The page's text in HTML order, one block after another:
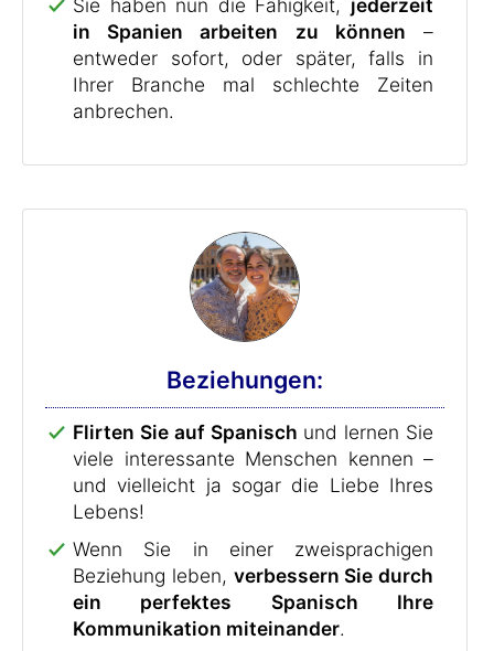
Sie haben nun die Fähigkeit, jederzeit
in Spanien arbeiten zu können –
entweder sofort, oder später, falls in
Ihrer Branche mal schlechte Zeiten
anbrechen.
Beziehungen:
Flirten Sie auf Spanisch und lernen Sie
viele interessante Menschen kennen –
und vielleicht ja sogar die Liebe Ihres
Lebens!
Wenn Sie in einer zweisprachigen
Beziehung leben, verbessern Sie durch
ein perfektes Spanisch Ihre
Kommunikation miteinander.